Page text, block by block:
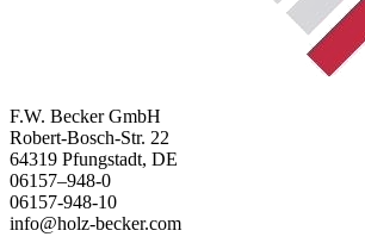
F.W. Becker GmbH
Robert-Bosch-Str. 22
64319 Pfungstadt, DE
06157–948-0
06157-948-10
info@holz-becker.com